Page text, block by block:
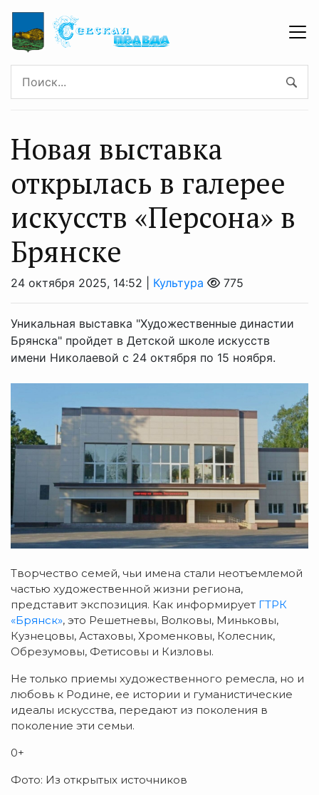
Новая выставка
открылась в галерее
искусств «Персона» в
Брянске
24 октября 2025, 14:52 | Культура 775
Уникальная выставка "Художественные династии
Брянска" пройдет в Детской школе искусств
имени Николаевой с 24 октября по 15 ноября.
Творчество семей, чьи имена стали неотъемлемой
частью художественной жизни региона,
представит экспозиция. Как информирует ГТРК
«Брянск», это Решетневы, Волковы, Миньковы,
Кузнецовы, Астаховы, Хроменковы, Колесник,
Обрезумовы, Фетисовы и Кизловы.
Не только приемы художественного ремесла, но и
любовь к Родине, ее истории и гуманистические
идеалы искусства, передают из поколения в
поколение эти семьи.
0+
Фото: Из открытых источников